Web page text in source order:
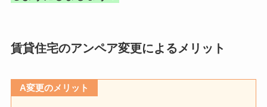
賃貸住宅のアンペア変更によるメリット
A変更のメリット